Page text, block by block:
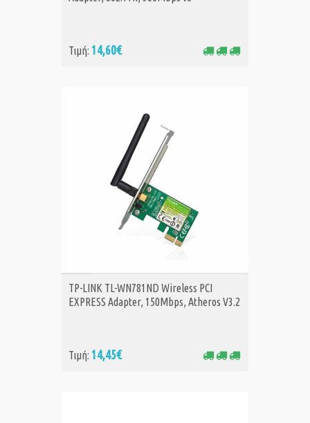
Τιμή: 14,60€
ΑΓΟΡΑ
TP-LINK TL-WN781ND Wireless PCI
EXPRESS Adapter, 150Mbps, Atheros V3.2
Τιμή: 14,45€